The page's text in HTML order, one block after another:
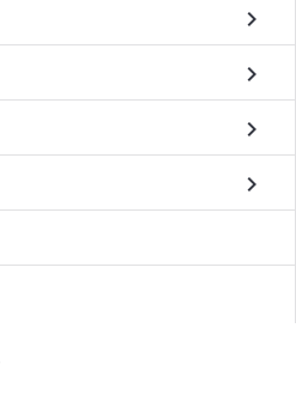
chevron_right
chevron_right
chevron_right
chevron_right